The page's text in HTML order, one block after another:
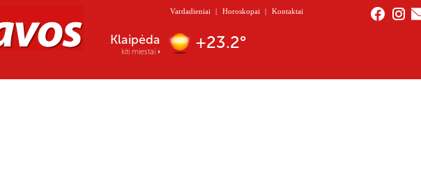
Vardadieniai | Horoskopai | Kontaktai
Nida
kiti miestai +22.8°